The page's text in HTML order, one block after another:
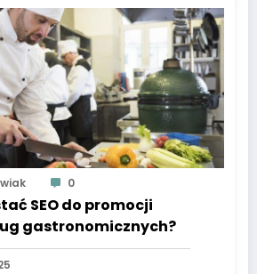
0
SEO do promocji
gastronomicznych?